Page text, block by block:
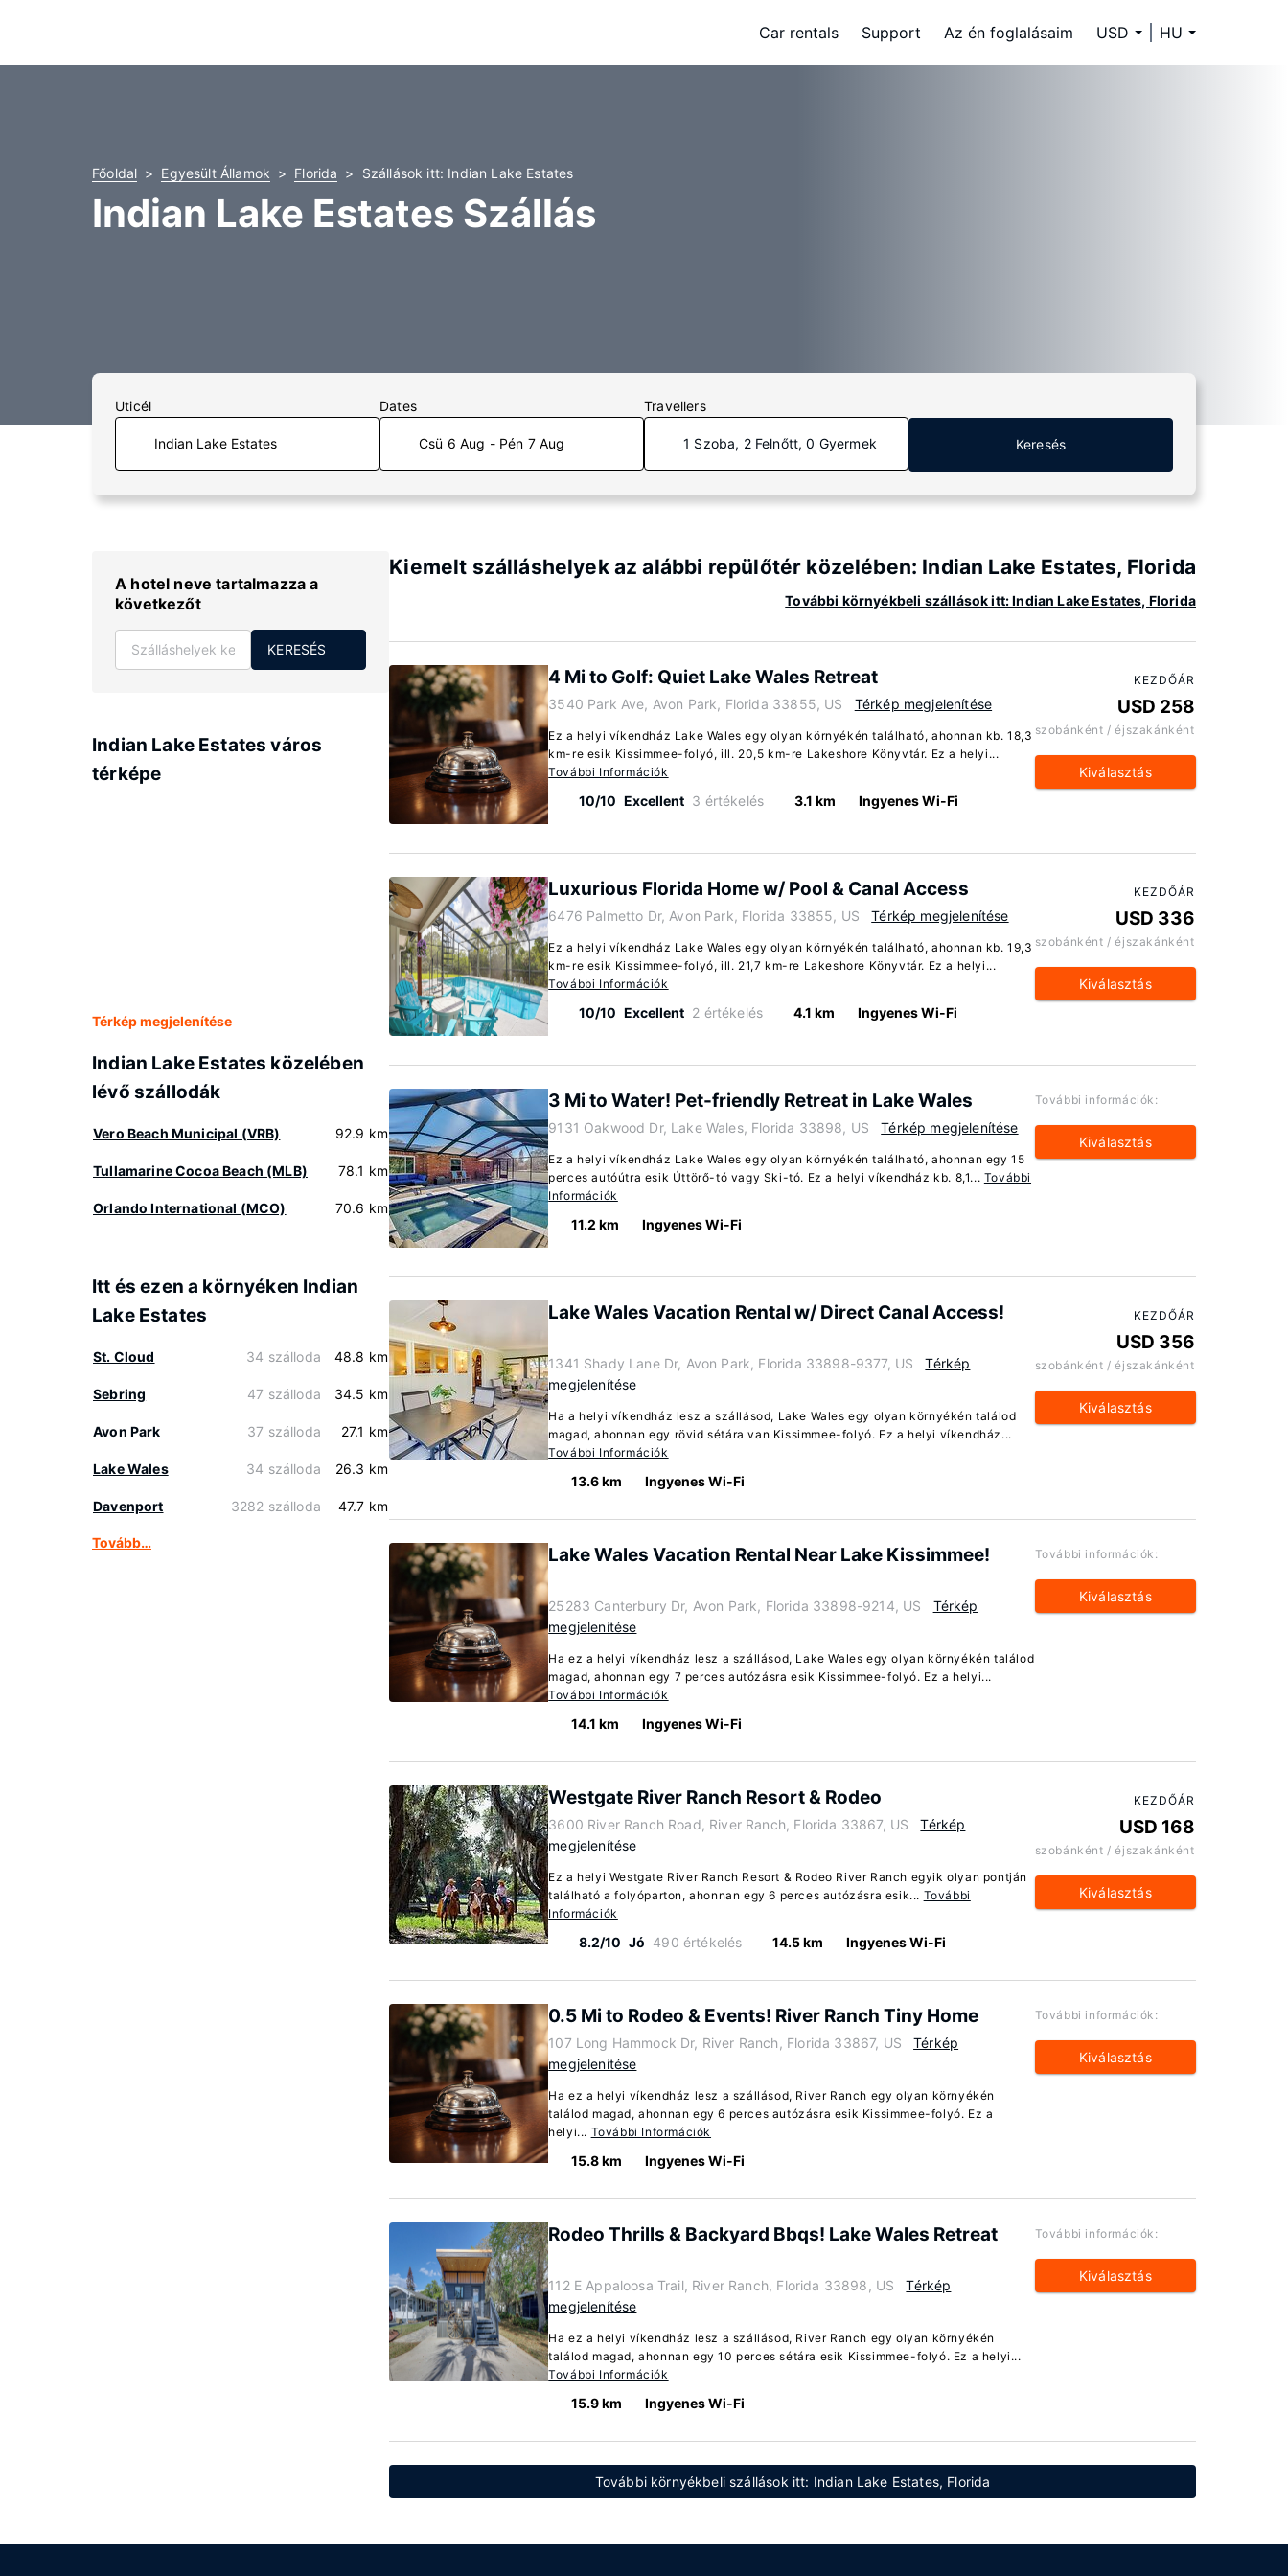
Car rentals Support Az én foglalásaim USD HU
Főoldal Egyesült Államok Florida Szállások itt: Indian Lake Estates
Indian Lake Estates Szállás
Uticél Dates
Csü 6 Aug - Pén 7 Aug
Travellers
1 Szoba, 2 Felnőtt, 0 Gyermek Keresés
A hotel neve tartalmazza a
következőt
KERESÉS
Indian Lake Estates város
térképe
Térkép megjelenítése
Indian Lake Estates közelében
lévő szállodák
Vero Beach Municipal (VRB) 92.9 km
Tullamarine Cocoa Beach (MLB) 78.1 km
Orlando International (MCO) 70.6 km
Itt és ezen a környéken Indian
Lake Estates
St. Cloud 34 szálloda 48.8 km
Sebring 47 szálloda 34.5 km
Avon Park 37 szálloda 27.1 km
Lake Wales 34 szálloda 26.3 km
Davenport 3282 szálloda 47.7 km
Tovább…
Kiemelt szálláshelyek az alábbi repülőtér közelében: Indian Lake Estates, Florida
További környékbeli szállások itt: Indian Lake Estates, Florida
4 Mi to Golf: Quiet Lake Wales Retreat
3540 Park Ave, Avon Park, Florida 33855, US Térkép megjelenítése
Ez a helyi víkendház Lake Wales egy olyan környékén található, ahonnan kb. 18,3
km-re esik Kissimmee-folyó, ill. 20,5 km-re Lakeshore Könyvtár. Ez a helyi...
További Információk
10/10 Excellent 3 értékelés 3.1 km Ingyenes Wi-Fi
KEZDŐÁR
USD 258
szobánként / éjszakánként
Kiválasztás
Luxurious Florida Home w/ Pool & Canal Access
6476 Palmetto Dr, Avon Park, Florida 33855, US Térkép megjelenítése
Ez a helyi víkendház Lake Wales egy olyan környékén található, ahonnan kb. 19,3
km-re esik Kissimmee-folyó, ill. 21,7 km-re Lakeshore Könyvtár. Ez a helyi...
További Információk
10/10 Excellent 2 értékelés 4.1 km Ingyenes Wi-Fi
KEZDŐÁR
USD 336
szobánként / éjszakánként
Kiválasztás
3 Mi to Water! Pet-friendly Retreat in Lake Wales
9131 Oakwood Dr, Lake Wales, Florida 33898, US Térkép megjelenítése
Ez a helyi víkendház Lake Wales egy olyan környékén található, ahonnan egy 15
perces autóútra esik Úttörő-tó vagy Ski-tó. Ez a helyi víkendház kb. 8,1... További
Információk
11.2 km Ingyenes Wi-Fi
További információk:
Kiválasztás
Lake Wales Vacation Rental w/ Direct Canal Access!
1341 Shady Lane Dr, Avon Park, Florida 33898-9377, US
Térkép
megjelenítése
Ha a helyi víkendház lesz a szállásod, Lake Wales egy olyan környékén találod
magad, ahonnan egy rövid sétára van Kissimmee-folyó. Ez a helyi víkendház...
További Információk
13.6 km Ingyenes Wi-Fi
KEZDŐÁR
USD 356
szobánként / éjszakánként
Kiválasztás
Lake Wales Vacation Rental Near Lake Kissimmee!
25283 Canterbury Dr, Avon Park, Florida 33898-9214, US
Térkép
megjelenítése
Ha ez a helyi víkendház lesz a szállásod, Lake Wales egy olyan környékén találod
magad, ahonnan egy 7 perces autózásra esik Kissimmee-folyó. Ez a helyi...
További Információk
14.1 km Ingyenes Wi-Fi
További információk:
Kiválasztás
Westgate River Ranch Resort & Rodeo
3600 River Ranch Road, River Ranch, Florida 33867, US
Térkép
megjelenítése
Ez a helyi Westgate River Ranch Resort & Rodeo River Ranch egyik olyan pontján
található a folyóparton, ahonnan egy 6 perces autózásra esik... További
Információk
8.2/10 Jó 490 értékelés 14.5 km Ingyenes Wi-Fi
KEZDŐÁR
USD 168
szobánként / éjszakánként
Kiválasztás
0.5 Mi to Rodeo & Events! River Ranch Tiny Home
107 Long Hammock Dr, River Ranch, Florida 33867, US
Térkép
megjelenítése
Ha ez a helyi víkendház lesz a szállásod, River Ranch egy olyan környékén
találod magad, ahonnan egy 6 perces autózásra esik Kissimmee-folyó. Ez a
helyi... További Információk
15.8 km Ingyenes Wi-Fi
További információk:
Kiválasztás
Rodeo Thrills & Backyard Bbqs! Lake Wales Retreat
112 E Appaloosa Trail, River Ranch, Florida 33898, US
Térkép
megjelenítése
Ha ez a helyi víkendház lesz a szállásod, River Ranch egy olyan környékén
találod magad, ahonnan egy 10 perces sétára esik Kissimmee-folyó. Ez a helyi...
További Információk
15.9 km Ingyenes Wi-Fi
További információk:
Kiválasztás
További környékbeli szállások itt: Indian Lake Estates, Florida